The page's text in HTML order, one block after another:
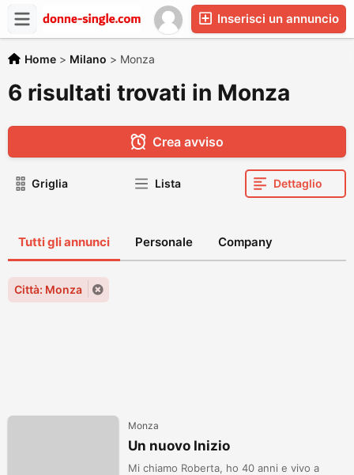
Inserisci un annuncio
Home > Milano > Monza
6 risultati trovati in Monza
Crea avviso
Griglia Lista Dettaglio
Tutti gli annunci Personale Company
Città: Monza
Monza
Un nuovo Inizio
Mi chiamo Roberta, ho 40 anni e vivo a